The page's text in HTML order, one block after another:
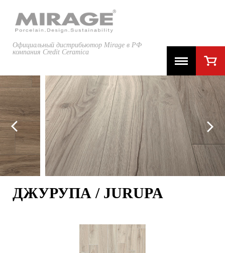
Официальный дистрибьютор Mirage в РФ
компания Credit Ceramica
ДЖУРУПА / JURUPA